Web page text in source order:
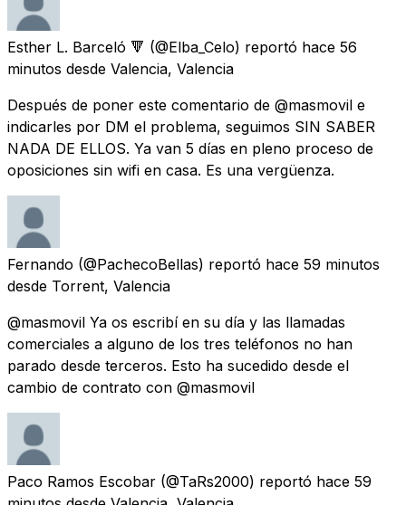
Esther L. Barceló 🔻 (@Elba_Celo) reportó hace 56
minutos desde Valencia, Valencia
Después de poner este comentario de @masmovil e
indicarles por DM el problema, seguimos SIN SABER
NADA DE ELLOS. Ya van 5 días en pleno proceso de
oposiciones sin wifi en casa. Es una vergüenza.
Fernando (@PachecoBellas) reportó hace 59 minutos
desde Torrent, Valencia
@masmovil Ya os escribí en su día y las llamadas
comerciales a alguno de los tres teléfonos no han
parado desde terceros. Esto ha sucedido desde el
cambio de contrato con @masmovil
Paco Ramos Escobar (@TaRs2000) reportó hace 59